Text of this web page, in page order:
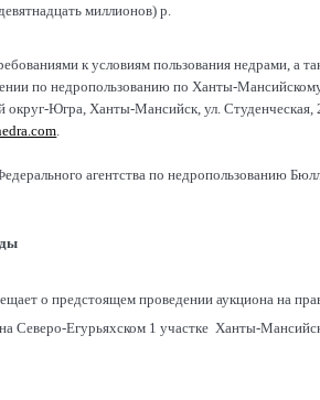
миллионов) р.
к условиям пользования недрами, а
по недропользованию по Ханты-
Югра, Ханты-Мансийск, ул. Студенческая,
агентства по недропользованию
о предстоящем проведении аукциона на
Северо-Егурьяхском 1 участке Ханты-